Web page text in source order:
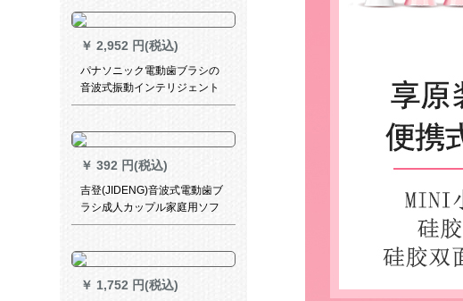
￥ 2,952 円(税込)
パナソニック電動歯ブラシの
音波式振動インテリジェント
タイミング充電ソフト家庭用
黒
￥ 392 円(税込)
吉登(JIDENG)音波式電動歯ブ
ラシ成人カップル家庭用ソフ
ト毛充電自動歯ブラシ充電
イト
￥ 1,752 円(税込)